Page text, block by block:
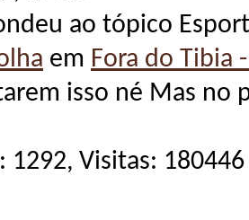
ao tópico
em Fora do Tibia
isso né Mas no
1292, Visitas: 180446